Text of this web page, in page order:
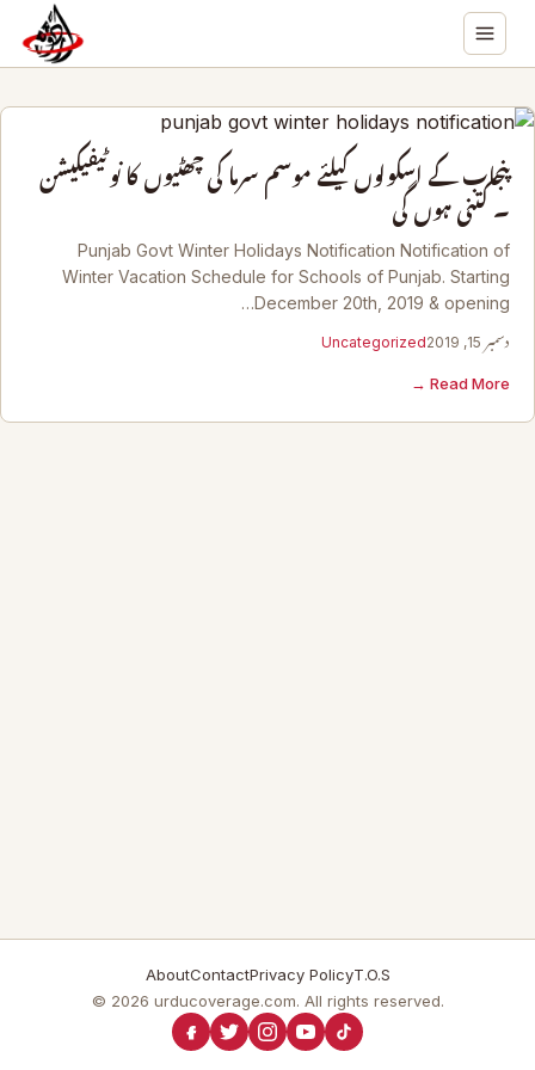
پنجاب کے اسکولوں کیلئے موسم سرما کی چھٹیوں کا نوٹیفیکیشن
۔ کتنی ہوں گی
Punjab Govt Winter Holidays Notification Notification of
Winter Vacation Schedule for Schools of Punjab. Starting
December 20th, 2019 & opening…
دسمبر 15, 2019 Uncategorized
Read More →
AboutContactPrivacy PolicyT.O.S
© 2026 urducoverage.com. All rights reserved.